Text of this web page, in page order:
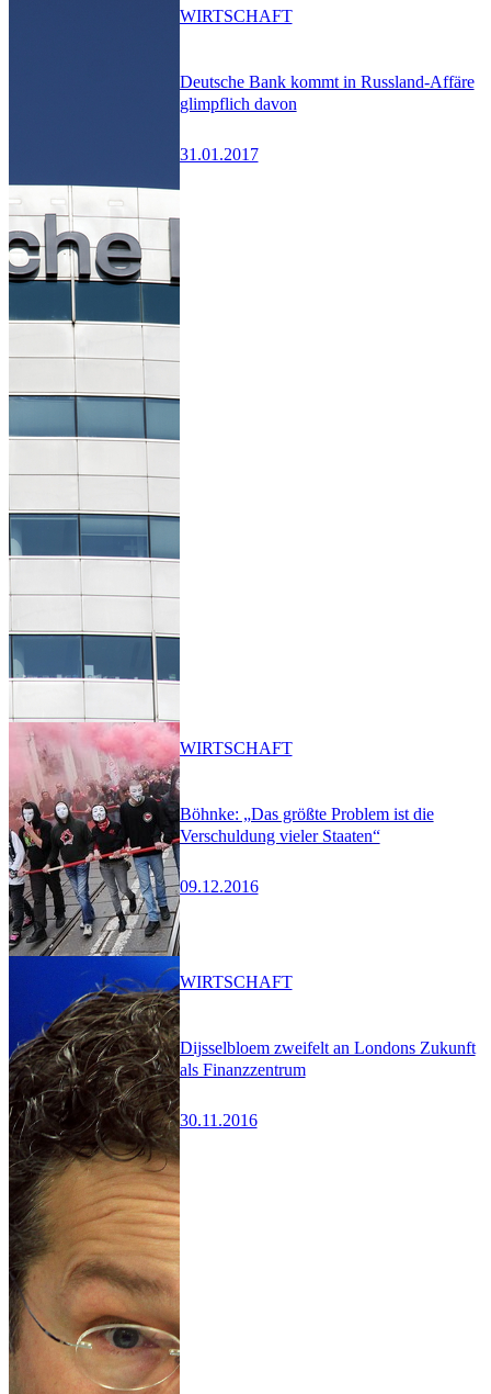
Deutsche Bank kommt in Russland-Affäre
glimpflich davon
31.01.2017
WIRTSCHAFT
Böhnke: „Das größte Problem ist die
Verschuldung vieler Staaten“
09.12.2016
WIRTSCHAFT
Dijsselbloem zweifelt an Londons Zukunft
als Finanzzentrum
30.11.2016
WIRTSCHAFT